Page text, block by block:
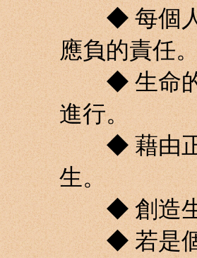
◆ 每個人在
應負的責任
◆ 生命的延
進行。
◆ 藉由正確
生。
◆ 創造生
◆ 若是個人